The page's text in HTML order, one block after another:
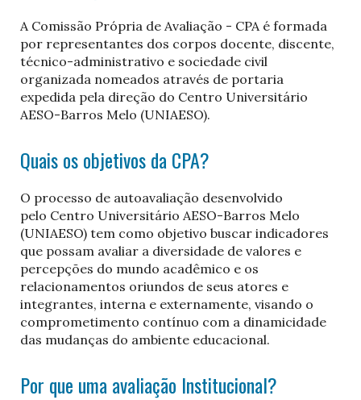
A Comissão Própria de Avaliação - CPA é formada
por representantes dos corpos docente, discente,
técnico-administrativo e sociedade civil
organizada nomeados através de portaria
expedida pela direção do Centro Universitário
AESO-Barros Melo (UNIAESO).
Quais os objetivos da CPA?
O processo de autoavaliação desenvolvido
pelo Centro Universitário AESO-Barros Melo
(UNIAESO) tem como objetivo buscar indicadores
que possam avaliar a diversidade de valores e
percepções do mundo acadêmico e os
relacionamentos oriundos de seus atores e
integrantes, interna e externamente, visando o
comprometimento contínuo com a dinamicidade
das mudanças do ambiente educacional.
Por que uma avaliação Institucional?